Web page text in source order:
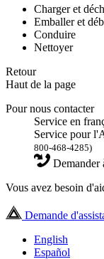
Charger et
Emballer et
Conduire
Nettoyer
Retour
Haut de la page
Pour nous contacter
Service en
Service pour
800-468-4285)
Demander
Vous avez besoin
Demande
English
Español